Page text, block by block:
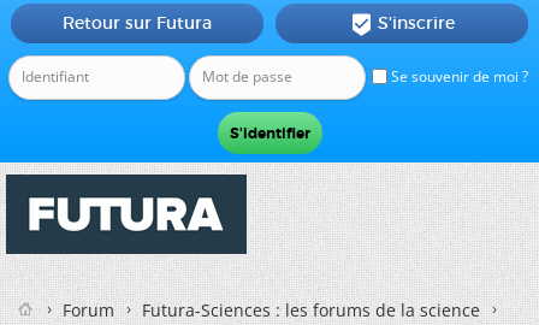
Se souvenir de moi ?
Retour sur Futura  S'inscrire
Forum
Futura-Sciences : les forums de la science